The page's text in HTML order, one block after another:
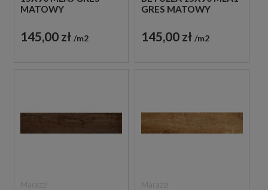
MATOWY
145,00 zł m2
GRES MATOWY
145,00 zł m2